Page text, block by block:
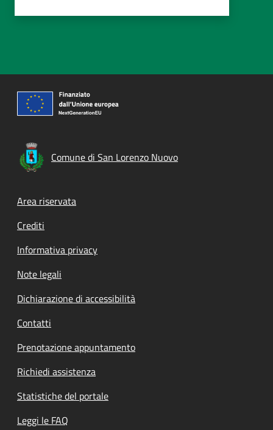
Comune di San Lorenzo Nuovo
Footer menu
Area riservata
Crediti
Informativa privacy
Note legali
Dichiarazione di accessibilità
Contatti
Prenotazione appuntamento
Richiedi assistenza
Statistiche del portale
Leggi le FAQ